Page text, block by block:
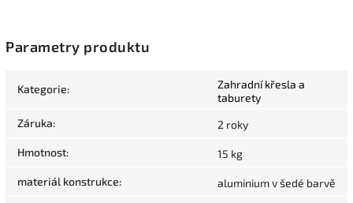
Parametry produktu
Kategorie:
Zahradní křesla a
taburety
Záruka: 2 roky
Hmotnost: 15 kg
materiál konstrukce: aluminium v šedé barvě